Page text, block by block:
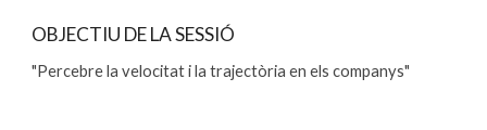
OBJECTIU DE LA SESSIÓ
"Percebre la velocitat i la trajectòria en els companys"